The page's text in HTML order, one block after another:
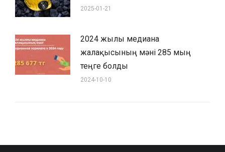
2025-01-21
2024 жылы медиана
жалақысының мәні 285 мың
теңге болды
2024-10-10